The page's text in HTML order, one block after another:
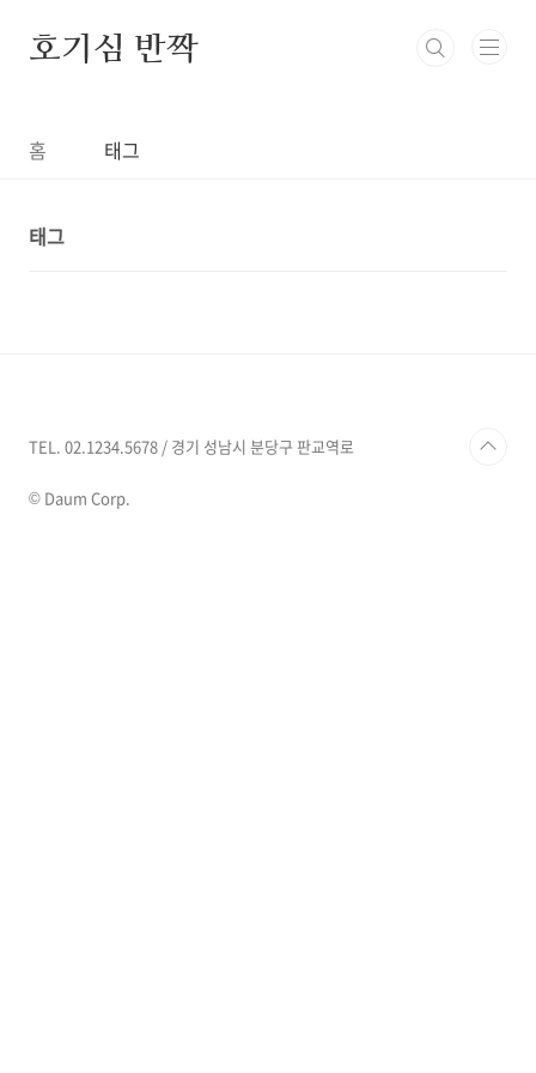
호기심 반짝
홈 태그
태그
TEL. 02.1234.5678 / 경기 성남시 분당구 판교역로
© Daum Corp.